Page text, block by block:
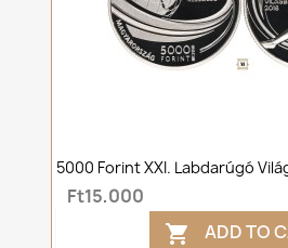
5000 Forint XXI. Labdarúgó
Ft15,000
 ADD TO